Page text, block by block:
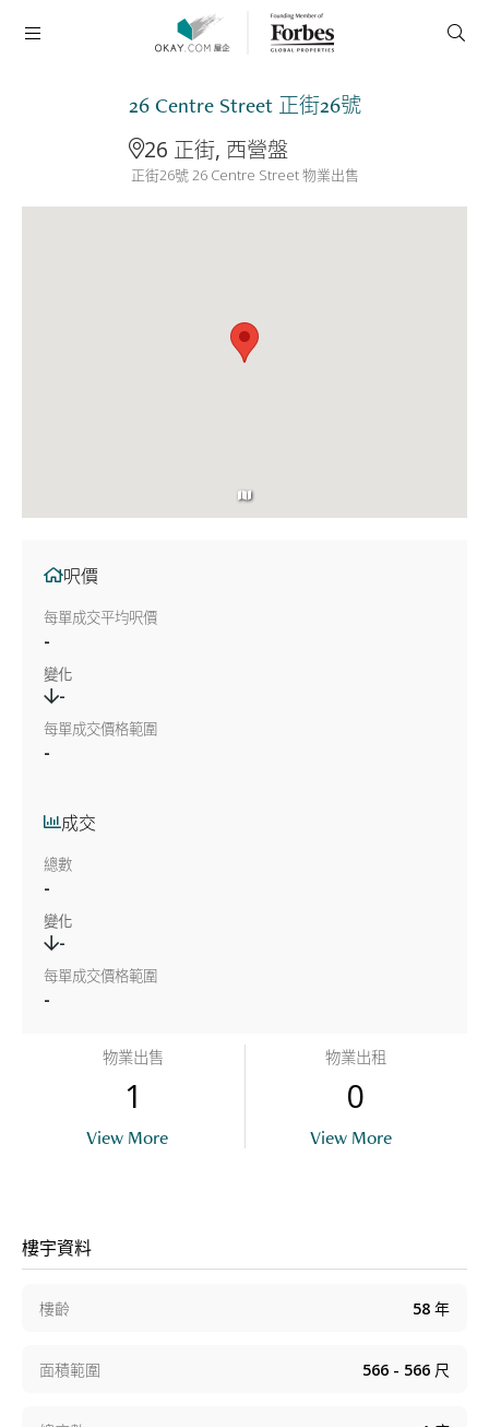
26 Centre Street 正街26號
26 正街, 西營盤
正街26號 26 Centre Street 物業出售
呎價
每單成交平均呎價
-
變化
-
每單成交價格範圍
-
成交
總數
-
變化
-
每單成交價格範圍
-
物業出售
1
View More
物業出租
0
View More
樓宇資料
樓齡 58 年
面積範圍 566 - 566 尺